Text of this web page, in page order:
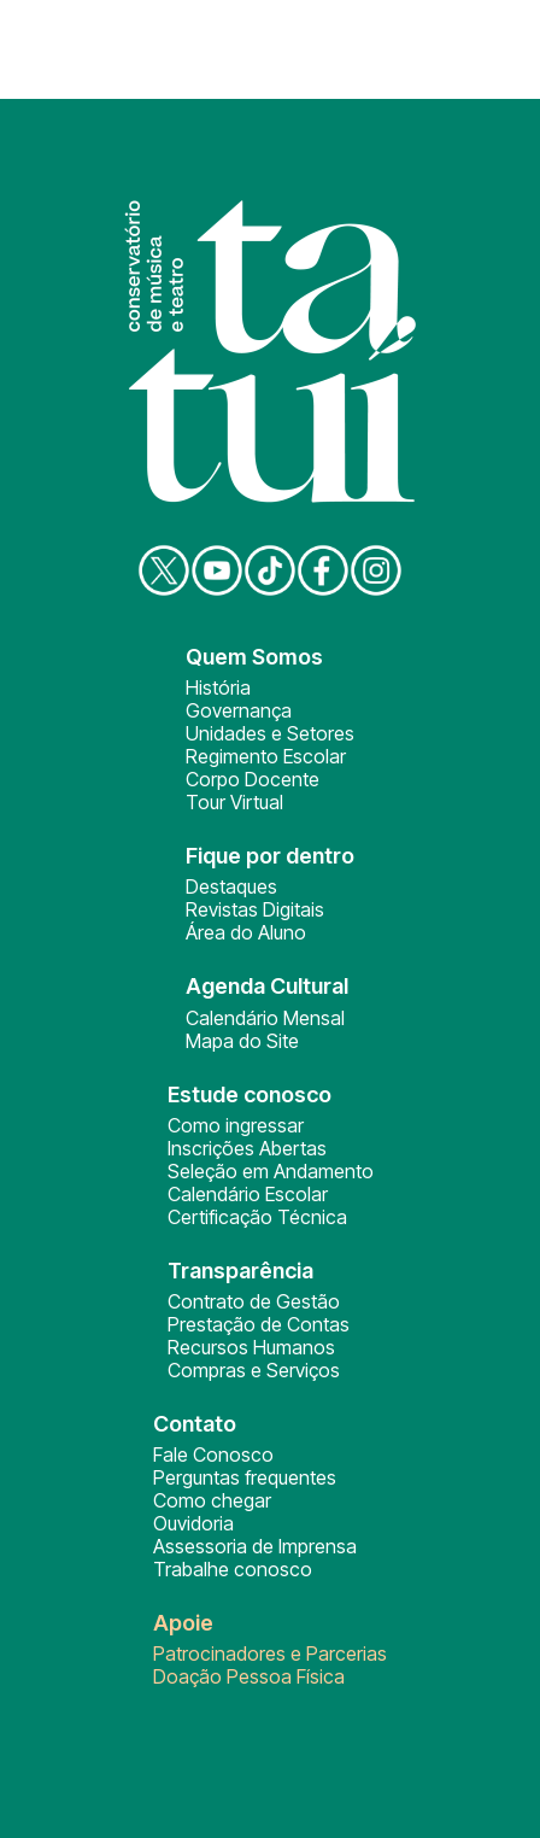
Quem Somos
História
Governança
Unidades e Setores
Regimento Escolar
Corpo Docente
Tour Virtual
Fique por dentro
Destaques
Revistas Digitais
Área do Aluno
Agenda Cultural
Calendário Mensal
Mapa do Site
Estude conosco
Como ingressar
Inscrições Abertas
Seleção em Andamento
Calendário Escolar
Certificação Técnica
Transparência
Contrato de Gestão
Prestação de Contas
Recursos Humanos
Compras e Serviços
Contato
Fale Conosco
Perguntas frequentes
Como chegar
Ouvidoria
Assessoria de Imprensa
Trabalhe conosco
Apoie
Patrocinadores e Parcerias
Doação Pessoa Física